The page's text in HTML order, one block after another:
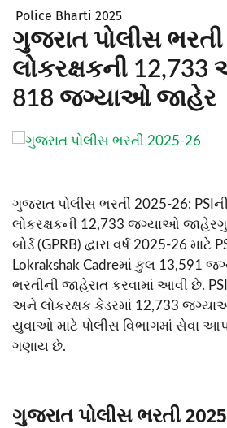
Police Bharti 2025
ગુજરાત પોલીસ
લોકરક્ષકની 12,733
818 જગ્યાઓ જાહેર
ગુજરાત પોલીસ ભરતી 2025-26:
લોકરક્ષકની 12,733 જગ્યાઓ
બોર્ડ (GPRB) દ્વારા વર્ષ 2025-26 માટે
Lokrakshak Cadreમાં કુલ 13,591
ભરતીની જાહેરાત કરવામાં આવી છે.
અને લોકરક્ષક કેડરમાં 12,733
યુવાઓ માટે પોલીસ વિભાગમાં સેવા
ગણાય છે.
ગુજરાત પોલીસ ભરતી